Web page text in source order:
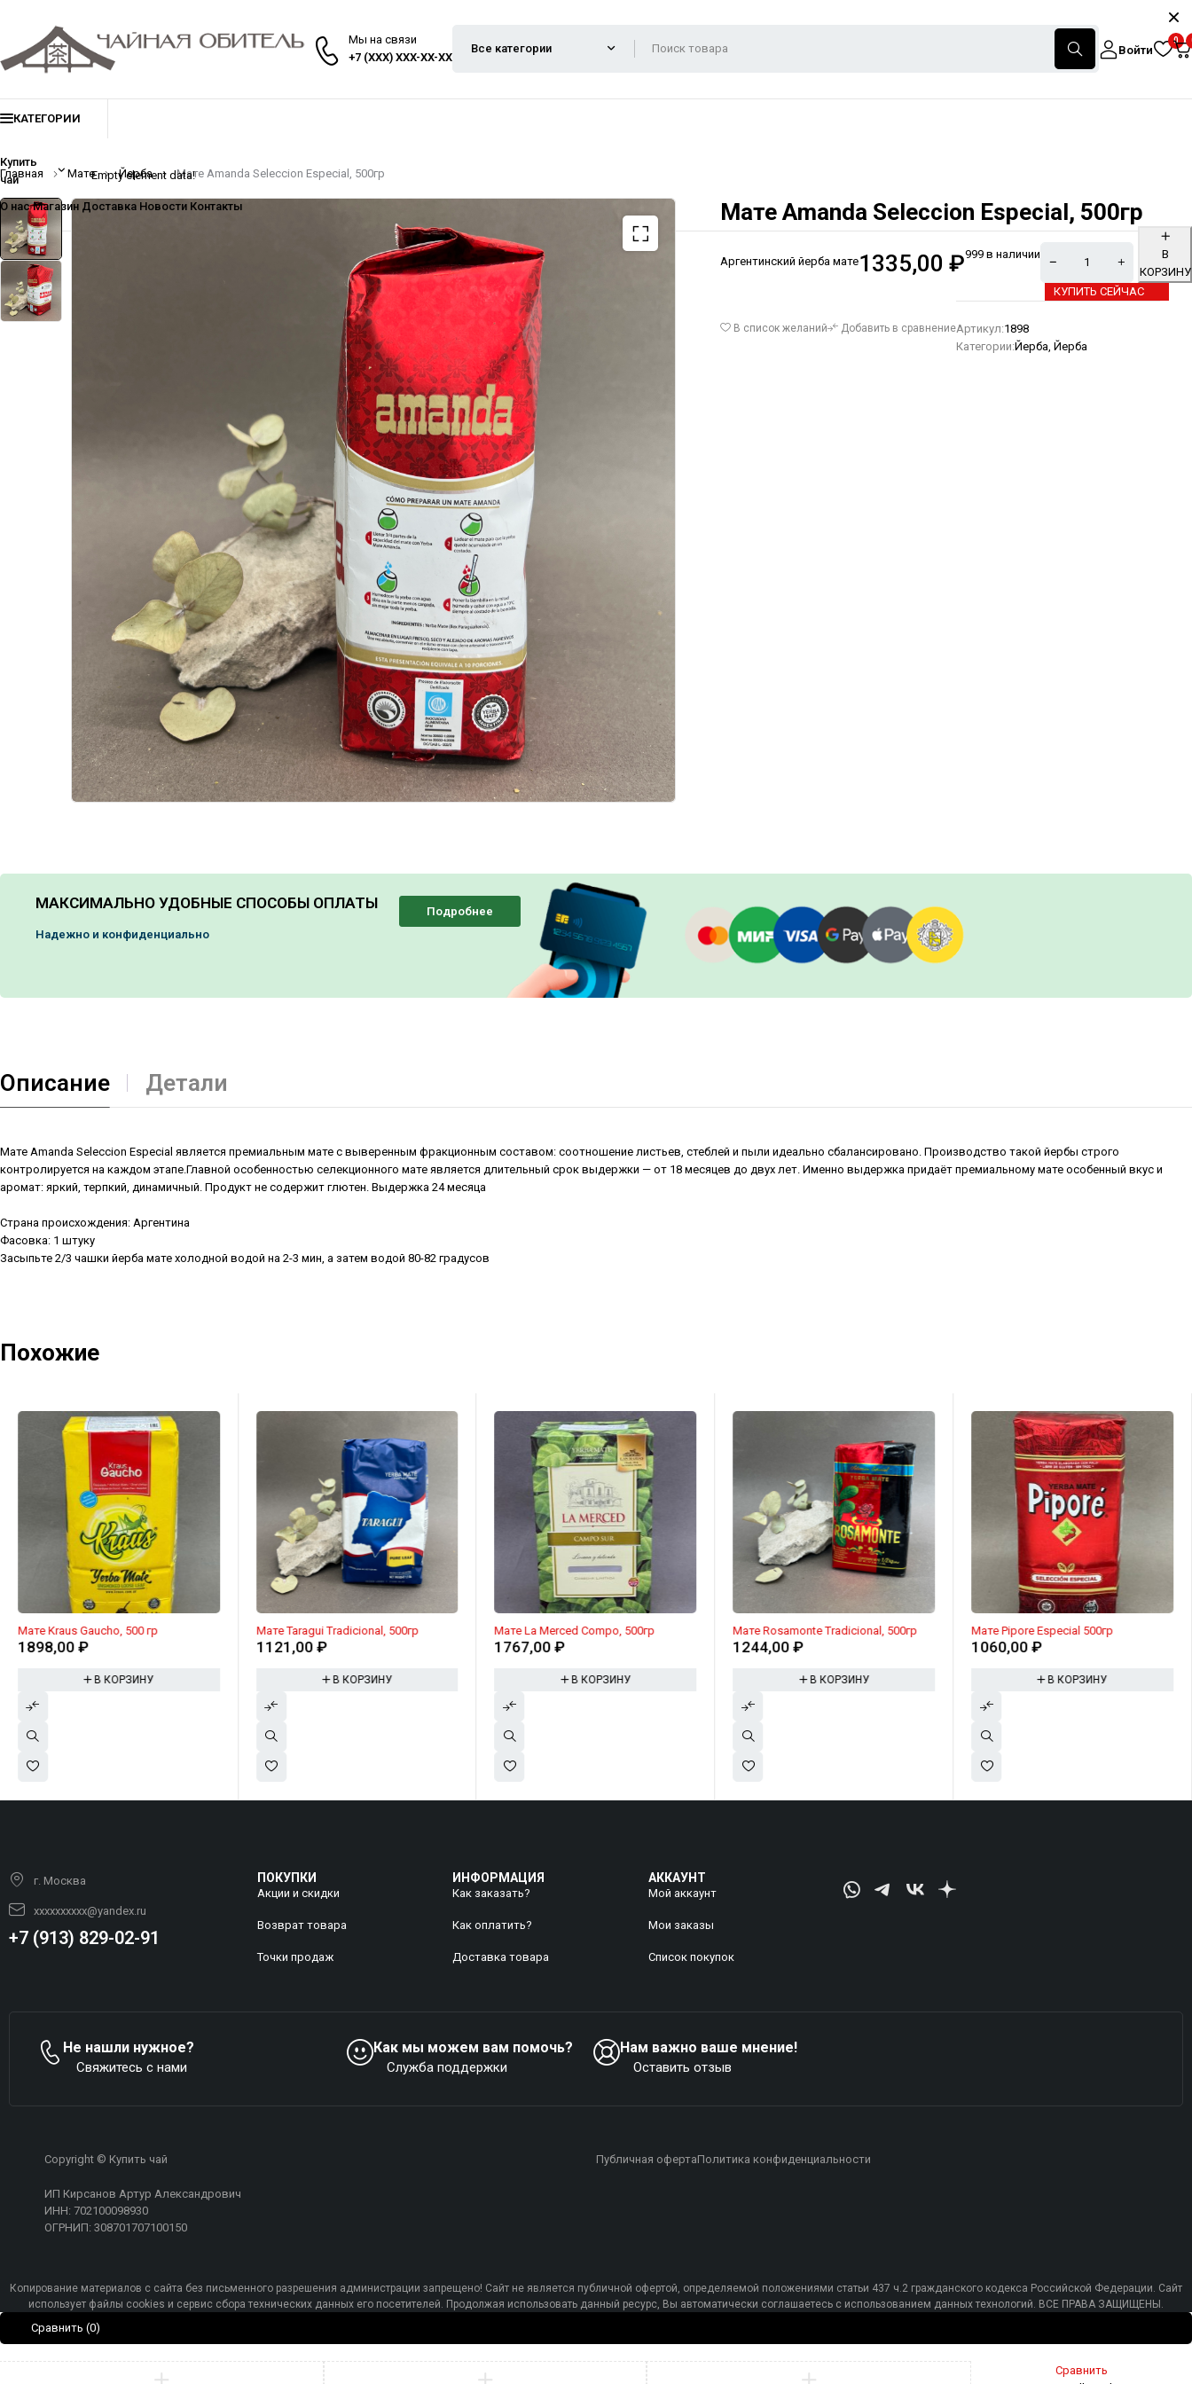
Мы на связи
+7 (XXX) XXX-XX-XX
Войти
0
КАТЕГОРИИ
Купить
чай
Empty element data!
О нас Магазин Доставка Новости Контакты
Главная Мате Йерба Мате Amanda Seleccion Especial, 500гр
Мате Amanda Seleccion Especial, 500гр
Аргентинский йерба мате1335,00 ₽999 в наличии
В
КОРЗИНУ
КУПИТЬ СЕЙЧАС
В список желаний Добавить в сравнениеАртикул:1898
Категории:Йерба Йерба
МАКСИМАЛЬНО УДОБНЫЕ СПОСОБЫ ОПЛАТЫ
Надежно и конфиденциально
Подробнее
Описание Детали
Мате Amanda Seleccion Especial является премиальным мате с выверенным фракционным составом: соотношение листьев, стеблей и пыли идеально сбалансировано. Производство такой йербы строго
контролируется на каждом этапе.Главной особенностью селекционного мате является длительный срок выдержки — от 18 месяцев до двух лет. Именно выдержка придаёт премиальному мате особенный вкус и
аромат: яркий, терпкий, динамичный. Продукт не содержит глютен. Выдержка 24 месяца
Страна происхождения: Аргентина
Фасовка: 1 штуку
Засыпьте 2/3 чашки йерба мате холодной водой на 2-3 мин, а затем водой 80-82 градусов
Похожие
Мате Kraus Gaucho, 500 гр
1898,00 ₽
В КОРЗИНУ
Мате Taragui Tradicional, 500гр
1121,00 ₽
В КОРЗИНУ
Мате La Merced Compo, 500гр
1767,00₽
В КОРЗИНУ
Мате Rosamonte Tradicional, 500гр
1244,00₽
В КОРЗИНУ
Мате Pipore Especial 500гр
1060,00₽
В КОРЗИНУ
г. Москва
xxxxxxxxxx@yandex.ru
+7 (913) 829-02-91
ПОКУПКИ
Акции и скидки
Возврат товара
Точки продаж
ИНФОРМАЦИЯ
Как заказать?
Как оплатить?
Доставка товара
АККАУНТ
Мой аккаунт
Mои заказы
Список покупок
Не нашли нужное?
Свяжитесь с нами
Как мы можем вам помочь?
Служба поддержки
Нам важно ваше мнение!
Оставить отзыв
Copyright © Купить чай
ИП Кирсанов Артур Александрович
ИНН: 702100098930
ОГРНИП: 308701707100150
Публичная офертаПолитика конфиденциальности
Копирование материалов с сайта без письменного разрешения администрации запрещено! Сайт не является публичной офертой, определяемой положениями статьи 437 ч.2 гражданского кодекса Российской Федерации. Сайт
использует файлы cookies и сервис сбора технических данных его посетителей. Продолжая использовать данный ресурс, Вы автоматически соглашаетесь с использованием данных технологий. ВСЕ ПРАВА ЗАЩИЩЕНЫ.
Сравнить (0)
Сравнить